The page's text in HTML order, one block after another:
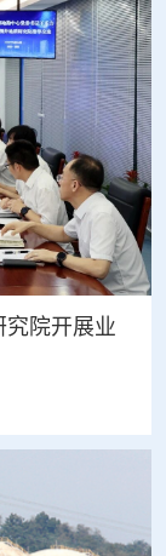
究院开展业